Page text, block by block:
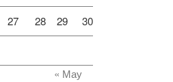
27 28 29 30
« Мау